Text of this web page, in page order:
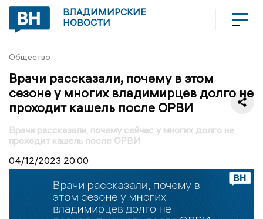
ВЛАДИМИРСКИЕ
НОВОСТИ
Общество
Врачи рассказали, почему в этом
сезоне у многих владимирцев долго не
проходит кашель после ОРВИ
Врачи рассказали, почему сейчас у многих долго не
проходит кашель после ОРВИ
04/12/2023 20:00